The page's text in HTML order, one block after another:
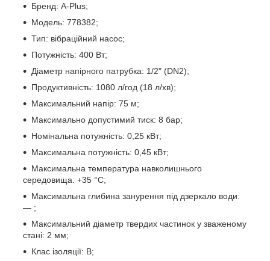
Бренд: A-Plus;
Модель: 778382;
Тип: вібраційний насос;
Потужність: 400 Вт;
Діаметр напірного патрубка: 1/2" (DN2);
Продуктивність: 1080 л/год (18 л/хв);
Максимальний напір: 75 м;
Максимально допустимий тиск: 8 бар;
Номінальна потужність: 0,25 кВт;
Максимальна потужність: 0,45 кВт;
Максимальна температура навколишнього
середовища: +35 °C;
Максимальна глибина занурення під дзеркало води:
— ;
Максимальний діаметр твердих частинок у зваженому
стані: 2 мм;
Клас ізоляції: B;